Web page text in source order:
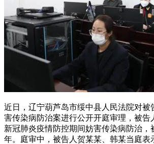
近日，辽宁葫芦岛市绥中县人民法院对被
害传染病防治案进行公开开庭审理，被告
新冠肺炎疫情防控期间妨害传染病防治，
年。庭审中，被告人贺某某、韩某当庭表